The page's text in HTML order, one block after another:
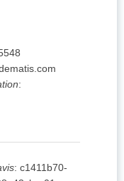
:
: c1411b70-